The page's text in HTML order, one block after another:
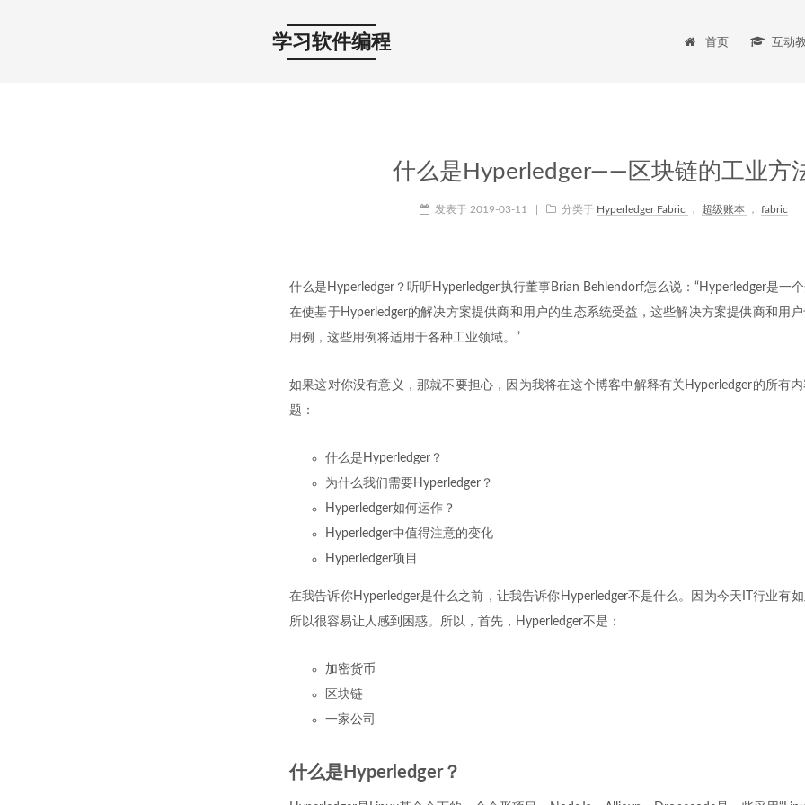
学习软件编程 首页 互动
什么是Hyperledger——区块链的工业方
发表于 2019-03-11 分类于 Hyperledger Fabric ， 超级账本 ， fabric
什么是Hyperledger？听听Hyperledger执行董事Brian Behlendorf怎么说：“Hyperledger是一
在使基于Hyperledger的解决方案提供商和用户的生态系统受益，这些解决方案提供商和用
用例，这些用例将适用于各种工业领域。”
如果这对你没有意义，那就不要担心，因为我将在这个博客中解释有关Hyperledger的所有
题：
什么是Hyperledger？
为什么我们需要Hyperledger？
Hyperledger如何运作？
Hyperledger中值得注意的变化
Hyperledger项目
在我告诉你Hyperledger是什么之前，让我告诉你Hyperledger不是什么。因为今天IT行业有如
所以很容易让人感到困惑。所以，首先，Hyperledger不是：
加密货币
区块链
一家公司
什么是Hyperledger？